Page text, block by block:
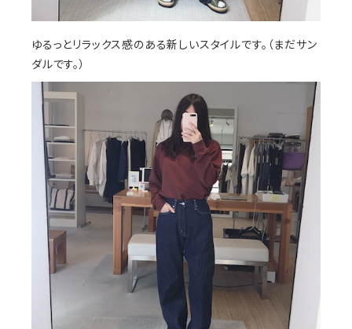
ゆるっとリラックス感のある新しいスタイルです。（まだサン
ダルです。）